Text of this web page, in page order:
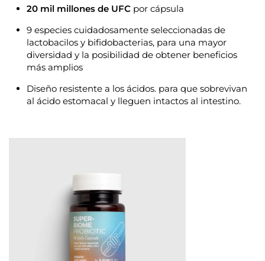
20 mil millones de UFC por cápsula
9 especies cuidadosamente seleccionadas de
lactobacilos y bifidobacterias, para una mayor
diversidad y la posibilidad de obtener beneficios
más amplios
Diseño resistente a los ácidos. para que sobrevivan
al ácido estomacal y lleguen intactos al intestino.